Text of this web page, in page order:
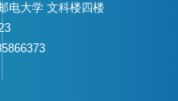
学 文科楼四楼